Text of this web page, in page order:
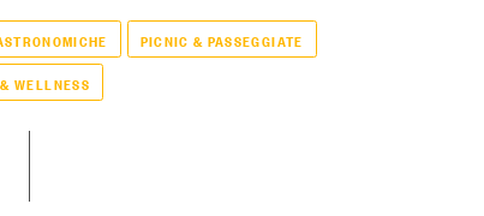
PICNIC & PASSEGGIATE
WELLNESS